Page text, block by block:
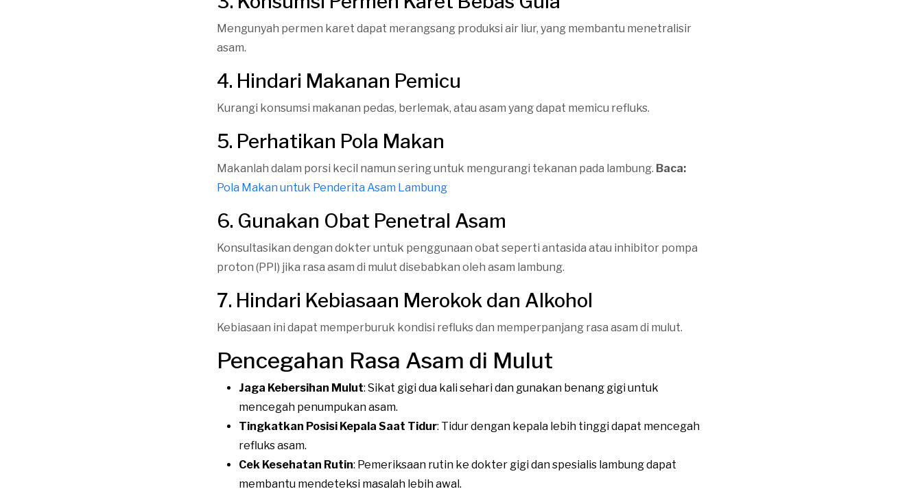
Mengunyah permen karet dapat merangsang produksi air liur, yang membantu menetralisir
asam.
4. Hindari Makanan Pemicu
Kurangi konsumsi makanan pedas, berlemak, atau asam yang dapat memicu refluks.
5. Perhatikan Pola Makan
Makanlah dalam porsi kecil namun sering untuk mengurangi tekanan pada lambung. Baca:
Pola Makan untuk Penderita Asam Lambung
6. Gunakan Obat Penetral Asam
Konsultasikan dengan dokter untuk penggunaan obat seperti antasida atau inhibitor pompa
proton (PPI) jika rasa asam di mulut disebabkan oleh asam lambung.
7. Hindari Kebiasaan Merokok dan Alkohol
Kebiasaan ini dapat memperburuk kondisi refluks dan memperpanjang rasa asam di mulut.
Pencegahan Rasa Asam di Mulut
Jaga Kebersihan Mulut: Sikat gigi dua kali sehari dan gunakan benang gigi untuk
mencegah penumpukan asam.
Tingkatkan Posisi Kepala Saat Tidur: Tidur dengan kepala lebih tinggi dapat mencegah
refluks asam.
Cek Kesehatan Rutin: Pemeriksaan rutin ke dokter gigi dan spesialis lambung dapat
membantu mendeteksi masalah lebih awal.